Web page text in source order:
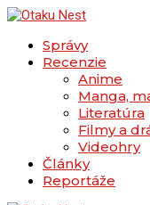
Správy
Recenzie
Anime
Manga,
Literatúra
Filmy a
Videohry
Články
Reportáže